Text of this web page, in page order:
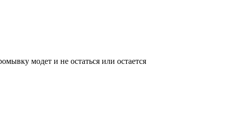
модет и не остаться или остается